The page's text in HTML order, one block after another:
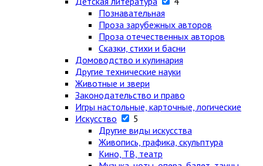
Познавательная
Проза зарубежных авторов
Проза отечественных авторов
Сказки, стихи и басни
Домоводство и кулинария
Другие технические науки
Животные и звери
Законодательство и право
Игры настольные, карточные, логические
Искусство
5
Другие виды искусства
Живопись, графика, скульптура
Кино, ТВ, театр